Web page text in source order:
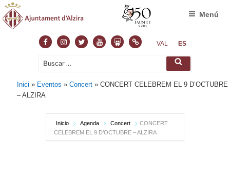
FacebookInstagram
TwitterYoutubeSlideshare
NormasVAL ES
Buscar
Buscar
Menú
Inici » Eventos »Concert »CONCERT CELEBREM EL 9 D’OCTUBRE
– ALZIRA
Inicio Agenda Concert
CONCERT
CELEBREM EL 9 D’OCTUBRE – ALZIRA